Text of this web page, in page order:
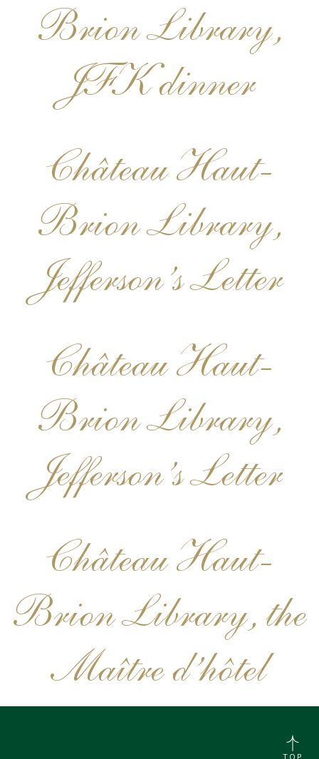
Brion Library,
JFK dinner
Château Haut-
Brion Library,
Jefferson’s Letter
Château Haut-
Brion Library,
Jefferson’s Letter
Château Haut-
Brion Library, the
Maître d’hôtel
TOP